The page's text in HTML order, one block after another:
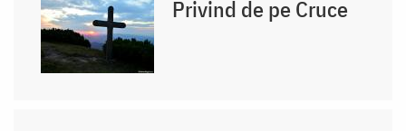
Privind de pe Cruce